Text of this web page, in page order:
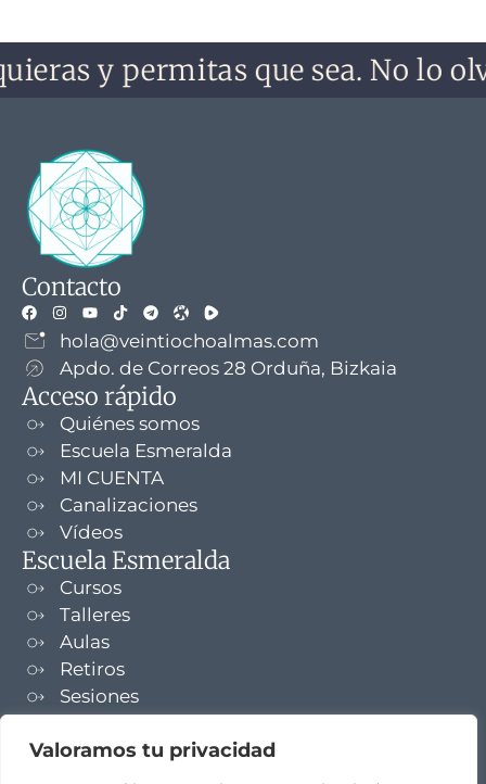
Valoramos tu privacidad
y permitas que sea. No lo
Contacto
hola@veintiochoalmas.com
Apdo. de Correos 28 Orduña, Bizkaia
Acceso rápido
Quiénes somos
Escuela Esmeralda
MI CUENTA
Canalizaciones
Vídeos
Escuela Esmeralda
Cursos
Talleres
Aulas
Retiros
Sesiones